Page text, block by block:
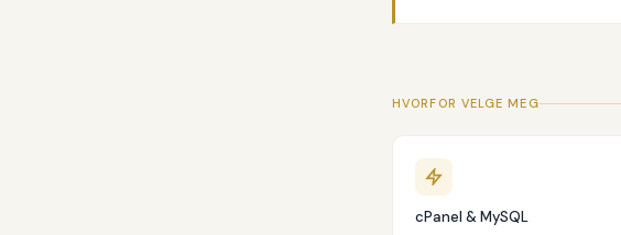
HVORFOR VELGE MEG
cPanel & MySQL